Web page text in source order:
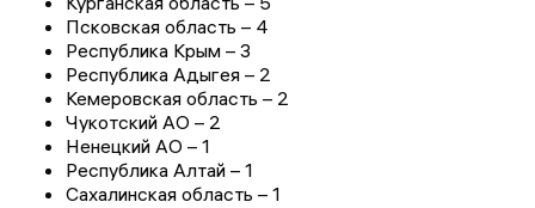
Псковская область – 4
Республика Крым – 3
Республика Адыгея – 2
Кемеровская область – 2
Чукотский АО – 2
Ненецкий АО – 1
Республика Алтай – 1
Сахалинская область – 1